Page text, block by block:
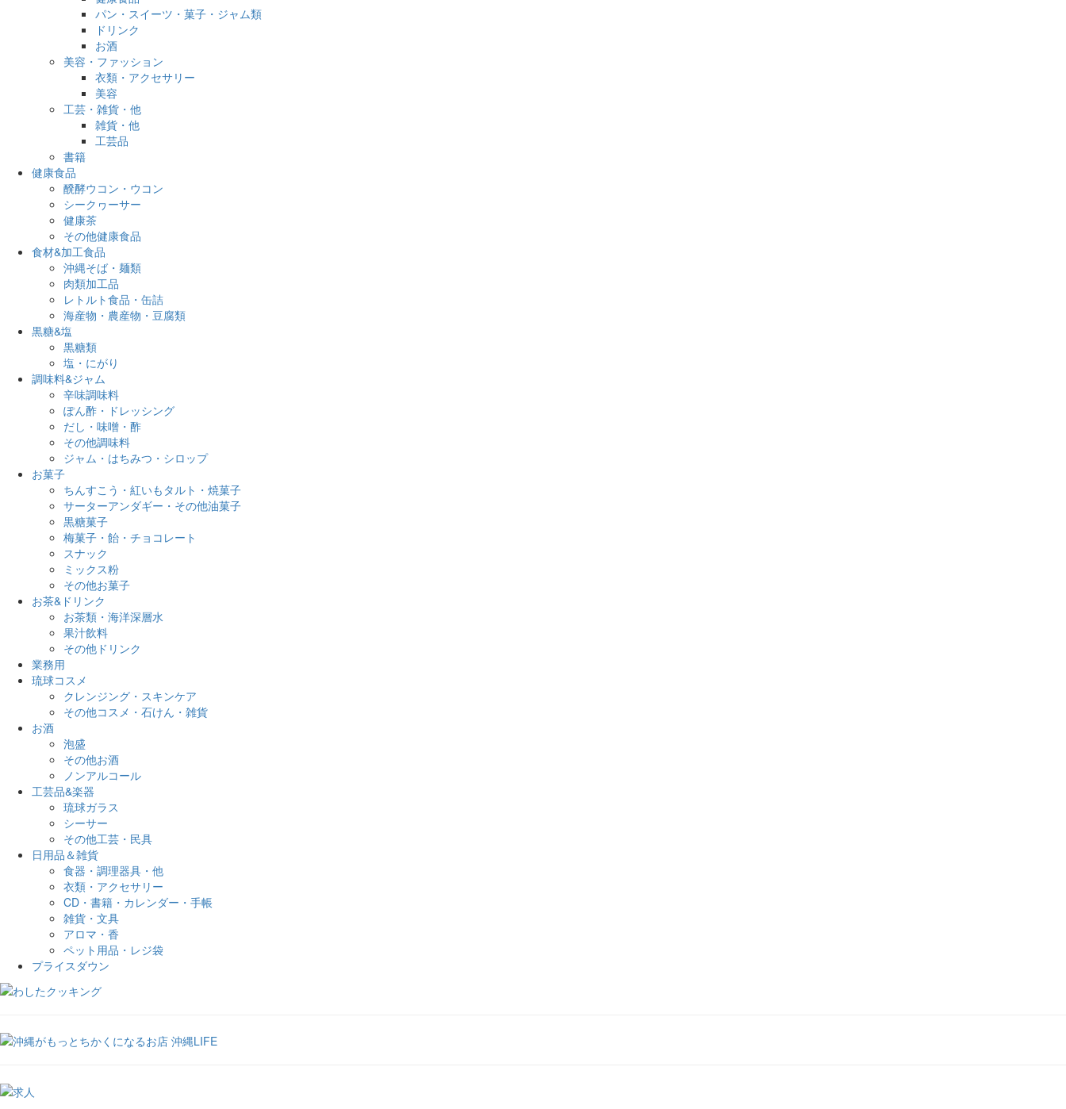
パン・スイーツ・菓子・ジャム類
ドリンク
お酒
美容・ファッション
衣類・アクセサリー
美容
工芸・雑貨・他
雑貨・他
工芸品
書籍
健康食品
醗酵ウコン・ウコン
シークヮーサー
健康茶
その他健康食品
食材&加工食品
沖縄そば・麺類
肉類加工品
レトルト食品・缶詰
海産物・農産物・豆腐類
黒糖&塩
黒糖類
塩・にがり
調味料&ジャム
辛味調味料
ぽん酢・ドレッシング
だし・味噌・酢
その他調味料
ジャム・はちみつ・シロップ
お菓子
ちんすこう・紅いもタルト・焼菓子
サーターアンダギー・その他油菓子
黒糖菓子
梅菓子・飴・チョコレート
スナック
ミックス粉
その他お菓子
お茶&ドリンク
お茶類・海洋深層水
果汁飲料
その他ドリンク
業務用
琉球コスメ
クレンジング・スキンケア
その他コスメ・石けん・雑貨
お酒
泡盛
その他お酒
ノンアルコール
工芸品&楽器
琉球ガラス
シーサー
その他工芸・民具
日用品＆雑貨
食器・調理器具・他
衣類・アクセサリー
CD・書籍・カレンダー・手帳
雑貨・文具
アロマ・香
ペット用品・レジ袋
プライスダウン